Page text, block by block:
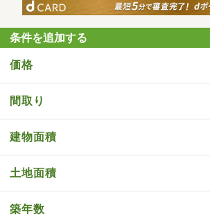
条件を追加する
価格
間取り
建物面積
土地面積
築年数